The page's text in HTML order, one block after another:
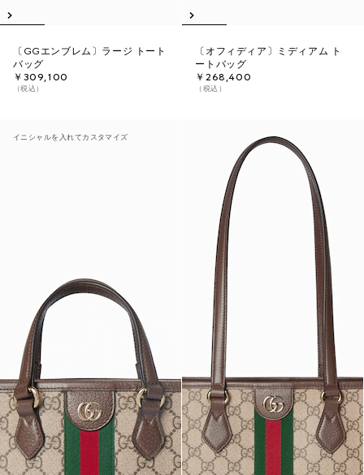
〔GGエンブレム〕ラージ トート
バッグ
￥309,100
（税込）
〔オフィディア〕ミディアム ト
ートバッグ
￥268,400
（税込）
イニシャルを入れてカスタマイズ